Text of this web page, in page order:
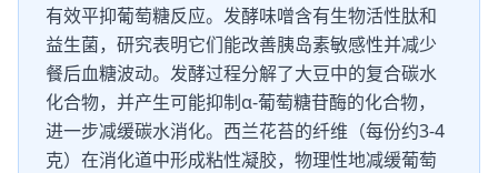
有效平抑葡萄糖反应。发酵味噌含有生物活性肽和
益生菌，研究表明它们能改善胰岛素敏感性并减少
餐后血糖波动。发酵过程分解了大豆中的复合碳水
化合物，并产生可能抑制α-葡萄糖苷酶的化合物，
进一步减缓碳水消化。西兰花苔的纤维（每份约3-4
克）在消化道中形成粘性凝胶，物理性地减缓葡萄